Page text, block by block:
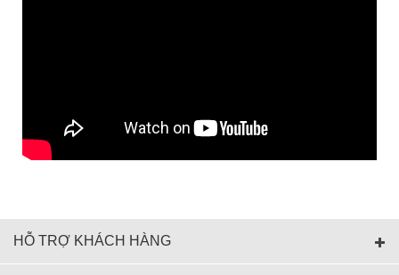
HỖ TRỢ KHÁCH HÀNG